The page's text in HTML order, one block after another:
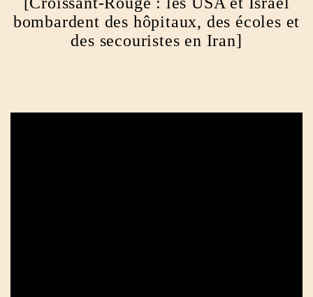
bombardent des hôpitaux, des écoles et
des secouristes en Iran]